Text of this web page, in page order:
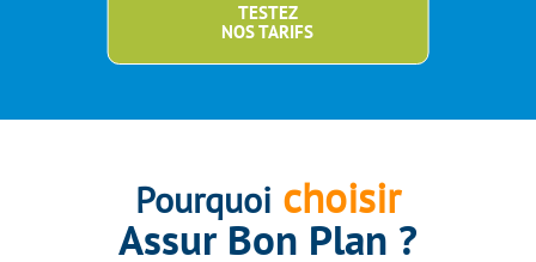
TESTEZ
NOS TARIFS
Pourquoi choisir
Assur Bon Plan ?